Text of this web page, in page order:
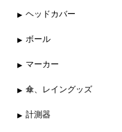
ヘッドカバー
ボール
マーカー
傘、レイングッズ
計測器